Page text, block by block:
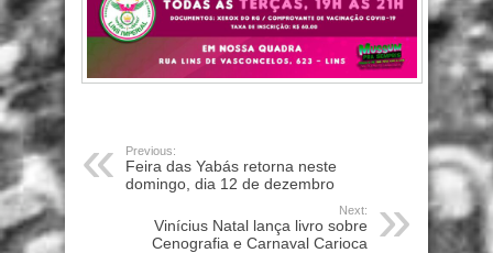
Previous:
Feira das Yabás retorna neste
domingo, dia 12 de dezembro
Next:
Vinícius Natal lança livro sobre
Cenografia e Carnaval Carioca